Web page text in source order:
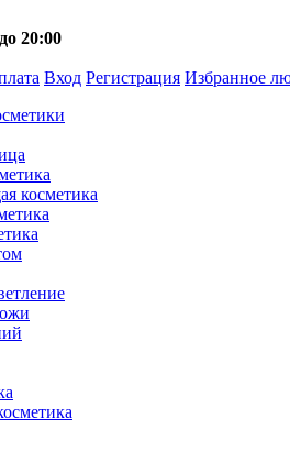
20:00
Вход Регистрация Избранное
косметика